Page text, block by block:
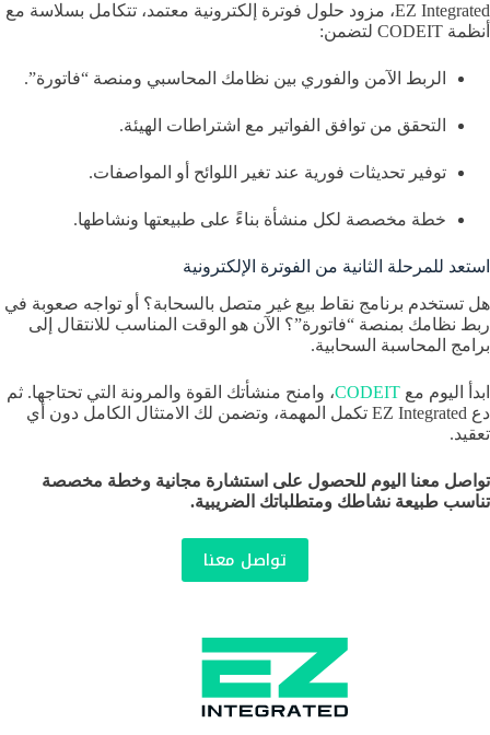
EZ Integrated، مزود حلول فوترة إلكترونية معتمد، تتكامل بسلاسة مع
أنظمة CODEIT لتضمن:
الربط الآمن والفوري بين نظامك المحاسبي ومنصة “فاتورة”.
التحقق من توافق الفواتير مع اشتراطات الهيئة.
توفير تحديثات فورية عند تغير اللوائح أو المواصفات.
خطة مخصصة لكل منشأة بناءً على طبيعتها ونشاطها.
استعد للمرحلة الثانية من الفوترة الإلكترونية
هل تستخدم برنامج نقاط بيع غير متصل بالسحابة؟ أو تواجه صعوبة في
ربط نظامك بمنصة “فاتورة”؟ الآن هو الوقت المناسب للانتقال إلى
برامج المحاسبة السحابية.
ابدأ اليوم مع CODEIT، وامنح منشأتك القوة والمرونة التي تحتاجها. ثم
دع EZ Integrated تكمل المهمة، وتضمن لك الامتثال الكامل دون أي
تعقيد.
تواصل معنا اليوم للحصول على استشارة مجانية وخطة مخصصة
تناسب طبيعة نشاطك ومتطلباتك الضريبية.
تواصل معنا